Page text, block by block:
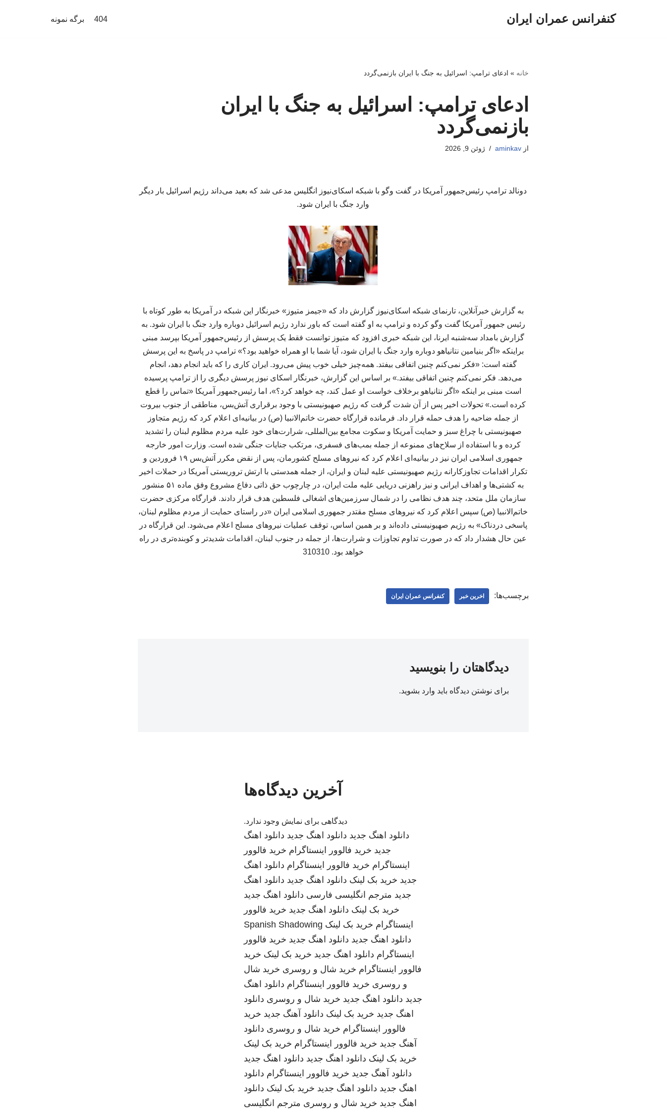
کنفرانس عمران ایران 404 برگه نمونه
خانه » ادعای ترامپ: اسرائیل به جنگ با ایران بازنمی‌گردد
ادعای ترامپ: اسرائیل به جنگ با ایران
بازنمی‌گردد
ازaminkav ژوئن 9, 2026
دونالد ترامپ رئیس‌جمهور آمریکا در گفت‌ وگو با شبکه اسکای‌نیوز انگلیس مدعی شد که بعید می‌داند رژیم اسرائیل بار دیگر
وارد جنگ با ایران شود.
به گزارش خبرآنلاین، تارنمای شبکه اسکای‌نیوز گزارش داد که «جیمز متیوز» خبرنگار این شبکه در آمریکا به‌ طور کوتاه با
رئیس جمهور آمریکا گفت‌ وگو کرده و ترامپ به او گفته است که باور ندارد رژیم اسرائیل دوباره وارد جنگ با ایران شود. به
گزارش بامداد سه‌شنبه ایرنا، این شبکه خبری افزود که متیوز توانست فقط یک پرسش از رئیس‌جمهور آمریکا بپرسد مبنی
براینکه «اگر بنیامین نتانیاهو دوباره وارد جنگ با ایران شود، آیا شما با او همراه خواهید بود؟» ترامپ در پاسخ به این پرسش
گفته است: «فکر نمی‌کنم چنین اتفاقی بیفتد. همه‌چیز خیلی خوب پیش می‌رود. ایران کاری را که باید انجام دهد، انجام
می‌دهد. فکر نمی‌کنم چنین اتفاقی بیفتد.» بر اساس این گزارش، خبرنگار اسکای نیوز پرسش دیگری را از ترامپ پرسیده
است مبنی بر اینکه «اگر نتانیاهو برخلاف خواست او عمل کند، چه خواهد کرد؟»، اما رئیس‌جمهور آمریکا «تماس را قطع
کرده است.» تحولات اخیر پس از آن شدت گرفت که رژیم صهیونیستی با وجود برقراری آتش‌بس، مناطقی از جنوب بیروت
از جمله ضاحیه را هدف حمله قرار داد. فرمانده قرارگاه حضرت خاتم‌الانبیا (ص) در بیانیه‌ای اعلام کرد که رژیم متجاوز
صهیونیستی با چراغ سبز و حمایت آمریکا و سکوت مجامع بین‌المللی، شرارت‌های خود علیه مردم مظلوم لبنان را تشدید
کرده و با استفاده از سلاح‌های ممنوعه از جمله بمب‌های فسفری، مرتکب جنایات جنگی شده است. وزارت امور خارجه
جمهوری اسلامی ایران نیز در بیانیه‌ای اعلام کرد که نیروهای مسلح کشورمان، پس از نقض مکرر آتش‌بس ۱۹ فروردین و
تکرار اقدامات تجاوزکارانه رژیم صهیونیستی علیه لبنان و ایران، از جمله همدستی با ارتش تروریستی آمریکا در حملات اخیر
به کشتی‌ها و اهداف ایرانی و نیز راهزنی دریایی علیه ملت ایران، در چارچوب حق ذاتی دفاع مشروع وفق ماده ۵۱ منشور
سازمان ملل متحد، چند هدف نظامی را در شمال سرزمین‌های اشغالی فلسطین هدف قرار دادند. قرارگاه مرکزی حضرت
خاتم‌الانبیا (ص) سپس اعلام کرد که نیروهای مسلح مقتدر جمهوری اسلامی ایران «در راستای حمایت از مردم مظلوم لبنان،
پاسخی دردناک» به رژیم صهیونیستی داده‌اند و بر همین اساس، توقف عملیات نیروهای مسلح اعلام می‌شود. این قرارگاه در
عین حال هشدار داد که در صورت تداوم تجاوزات و شرارت‌ها، از جمله در جنوب لبنان، اقدامات شدیدتر و کوبنده‌تری در راه
خواهد بود. 310310
برچسب‌ها: اخرین خبر کنفرانس عمران ایران
دیدگاهتان را بنویسید
برای نوشتن دیدگاه باید وارد بشوید.
آخرین دیدگاه‌ها
دیدگاهی برای نمایش وجود ندارد.
دانلود اهنگ جدید دانلود اهنگ جدید دانلود اهنگ
جدید خرید فالوور اینستاگرام خرید فالوور
اینستاگرام خرید فالوور اینستاگرام دانلود اهنگ
جدید خرید بک لینک دانلود اهنگ جدید دانلود اهنگ
جدید مترجم انگلیسی فارسی دانلود اهنگ جدید
خرید بک لینک دانلود اهنگ جدید خرید فالوور
اینستاگرام خرید بک لینک Spanish Shadowing
دانلود اهنگ جدید دانلود اهنگ جدید خرید فالوور
اینستاگرام دانلود اهنگ جدید خرید بک لینک خرید
فالوور اینستاگرام خرید شال و روسری خرید شال
و روسری خرید فالوور اینستاگرام دانلود اهنگ
جدید دانلود اهنگ جدید خرید شال و روسری دانلود
اهنگ جدید خرید بک لینک دانلود آهنگ جدید خرید
فالوور اینستاگرام خرید شال و روسری دانلود
آهنگ جدید خرید فالوور اینستاگرام خرید بک لینک
خرید بک لینک دانلود اهنگ جدید دانلود اهنگ جدید
دانلود آهنگ جدید خرید فالوور اینستاگرام دانلود
اهنگ جدید دانلود اهنگ جدید خرید بک لینک دانلود
اهنگ جدید خرید شال و روسری مترجم انگلیسی